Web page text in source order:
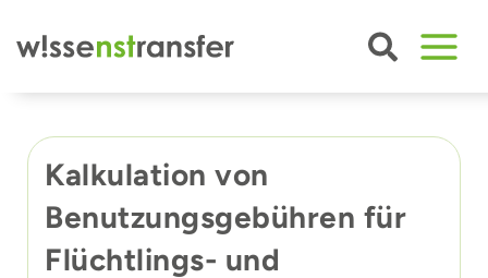
springen
Kalkulation von
Benutzungsgebühren für
Flüchtlings- und